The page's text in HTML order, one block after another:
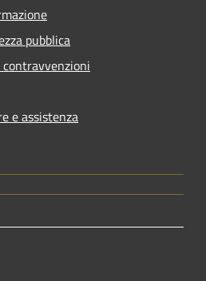
pubblica
e assistenza